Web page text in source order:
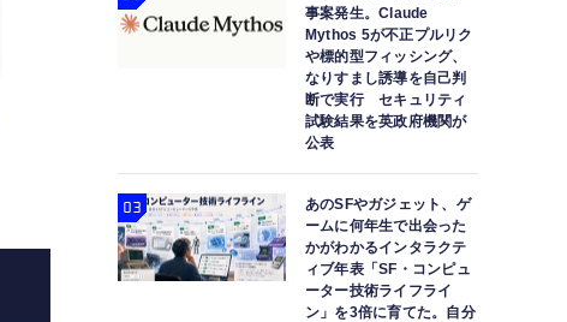
Animate Anyoneのオープンソース再現実装版が
デル「Mixtral 8x7B」など重要論
事案発生。Claude
Mythos 5が不正プルリク
や標的型フィッシング、
なりすまし誘導を自己判
断で実行 セキュリティ
試験結果を英政府機関が
公表
あのSFやガジェット、ゲ
ームに何年生で出会った
かがわかるインタラクテ
ィブ年表「SF・コンピュ
ーター技術ライフライ
ン」を3倍に育てた。自分